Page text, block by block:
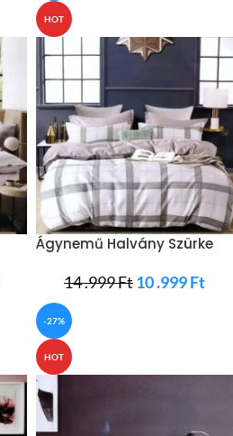
HOT
Ágynemű Halvány Szürke
14 .999Ft10 .999Ft
-27%
HOT